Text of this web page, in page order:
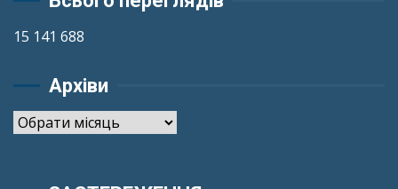
15 141 688
Архіви
Архіви